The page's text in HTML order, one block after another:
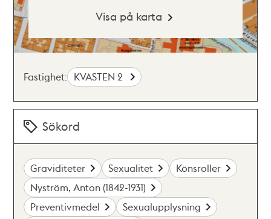
Visa på karta
Fastighet: KVASTEN 2
Sökord
Graviditeter Sexualitet
Könsroller
Nyström, Anton (1842-1931)
Preventivmedel
Sexualupplysning